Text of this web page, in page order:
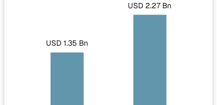
USD 1.35 Bn
USD 2.27 Bn